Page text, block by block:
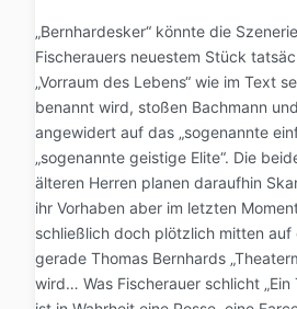
„Bernhardesker“ könnte die
Fischerauers neuestem Stück
„Vorraum des Lebens“ wie im Text
benannt wird, stoßen Bachmann
angewidert auf das „sogenannte
„sogenannte geistige Elite“. Die
älteren Herren planen daraufhin
ihr Vorhaben aber im letzten
schließlich doch plötzlich mitten auf
gerade Thomas Bernhards
wird… Was Fischerauer schlicht „Ein